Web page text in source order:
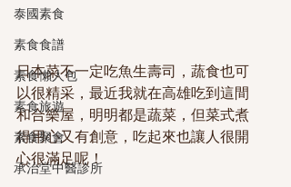
泰國素食
素食食譜
素食懶人包
素食旅遊
素食聚會
承治堂中醫診所
日本菜不一定吃魚生壽司，蔬食也可
以很精采，最近我就在高雄吃到這間
和合樂屋，明明都是蔬菜，但菜式煮
得用心又有創意，吃起來也讓人很開
心很滿足呢！